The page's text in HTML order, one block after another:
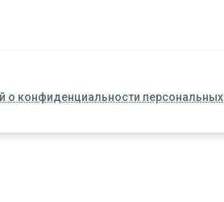
о конфиденциальности персональных